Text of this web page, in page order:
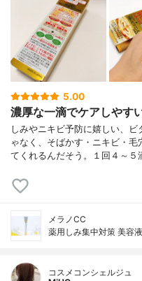
5.00
濃厚な一滴でケアしやす
しみやニキビ予防に嬉しい、
ゃなく、そばかす・ニキビ・
てくれるんだそう。１回４～５
メラノCC
薬用しみ集中対策 美容液
コスメコンシェルジュ